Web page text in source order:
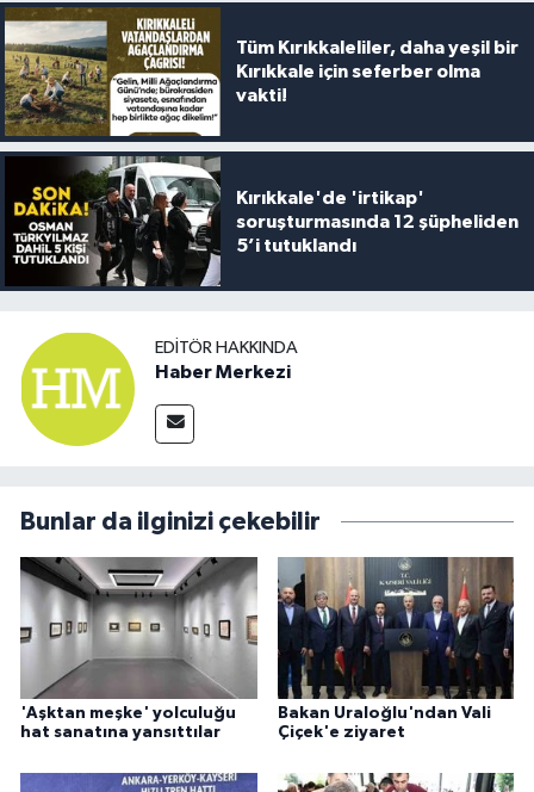
Tüm Kırıkkaleliler, daha yeşil bir
Kırıkkale için seferber olma
vakti!
Kırıkkale'de 'irtikap'
soruşturmasında 12 şüpheliden
5’i tutuklandı
EDITÖR HAKKINDA
Haber Merkezi
Bunlar da ilginizi çekebilir
'Aşktan meşke' yolculuğu
hat sanatına yansıttılar
Bakan Uraloğlu'ndan Vali
Çiçek'e ziyaret